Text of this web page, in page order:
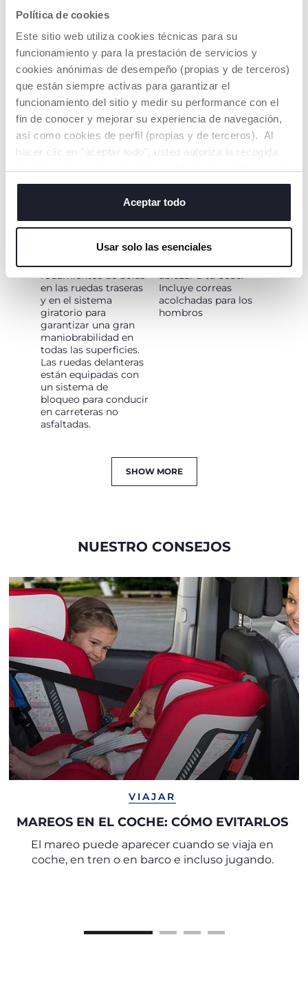
Política de cookies
Este sitio web utiliza cookies técnicas para su
funcionamiento y para la prestación de servicios y
cookies anónimas de desempeño (propias y de terceros)
que están siempre activas para garantizar el
funcionamiento del sitio y medir su performance con el
fin de conocer y mejorar su experiencia de navegación,
así como cookies de perfil (propias y de terceros). Al
hacer clic en "aceptar todo", usted autoriza la recogida
o cambiar o revocar el consentimiento de todas o
algunas cookies, haga clic en "mostrar detalles". Al
cerrar este banner, usted consiente en utilizar
servicio solicitado.
Aceptar todo
Usar solo las esenciales
cerrado, el cochecito
en pie y puede
transportarse
fácilmente utilizando
la funda de protección
como asa.
ajustar en diferentes
posiciones gracias a la
cinta que se puede
operar con una sola
RENDIMIENTO
Amortiguadores en
todas las ruedas;
rodamientos de bolas
en las ruedas traseras
y en el sistema
giratorio para
garantizar una gran
maniobrabilidad en
todas las superficies.
Las ruedas delanteras
están equipadas con
un sistema de
bloqueo para conducir
en carreteras no
asfaltadas.
CÓMODO
Asiento amplio y bien
acolchado para
abrazar a tu bebé.
Incluye correas
acolchadas para los
hombros
SHOW MORE
NUESTRO CONSEJOS
VIAJAR
MAREOS EN EL COCHE: CÓMO EVITARLOS
El mareo puede aparecer cuando se viaja en
coche, en tren o en barco e incluso jugando.